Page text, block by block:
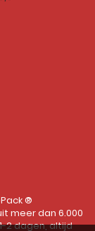
®
meer dan 6.000
2 dagen, altijd